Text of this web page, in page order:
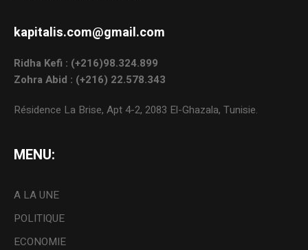
kapitalis.com@gmail.com
Ridha Kefi : (+216)98.324.899
Zohra Abid : (+216) 22.578.343
Résidence La Brise, Apt 4-2, 2083 El-Ghazala, Tunisie.
MENU:
A LA UNE
POLITIQUE
ECONOMIE